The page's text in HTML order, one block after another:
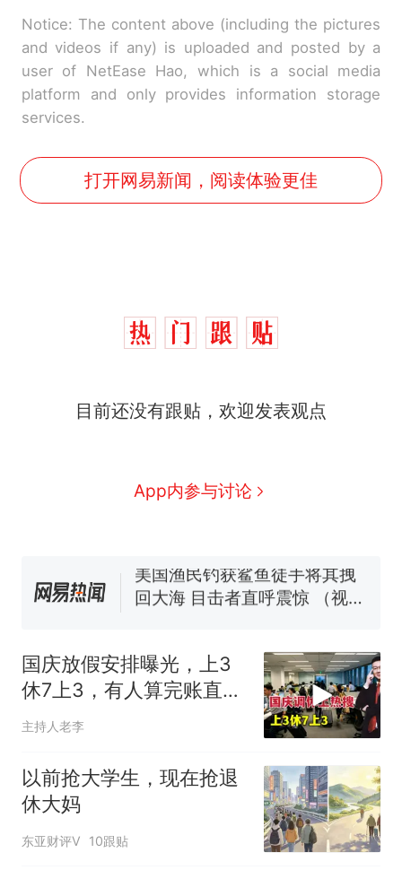
Notice: The content above (including the pictures
and videos if any) is uploaded and posted by a
user of NetEase Hao, which is a social media
platform and only provides information storage
services.
打开网易新闻，阅读体验更佳
目前还没有跟贴，欢迎发表观点
App内参与讨论
似南京大学数院院长辞职信流
源；曾用手绘图做头像
协会回应
男子上山采菌偶然发现鸡枞菌
窝，原地守1天等它长大：挖了
来源：参考消息）
制裁瓜子饺子，美国怕什么？
官方通报
热 “不想干了特提出辞职”，疑
似南京大学数院院长辞职信流
传，院方回应：喻良教授已卸
源；曾用手绘图做头像
国庆放假安排曝光，上3
休7上3，有人算完账直接
破防！
主持人老李
以前抢大学生，现在抢退
休大妈
东亚财评V 10跟贴